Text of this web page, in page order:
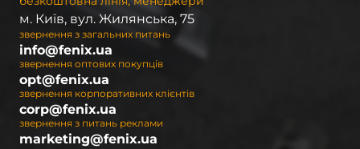
м. Київ, вул. Жилянська, 75
звернення з загальних питань
info@fenix.ua
звернення оптових покупців
opt@fenix.ua
звернення корпоративних клієнтів
corp@fenix.ua
звернення з питань реклами
marketing@fenix.ua